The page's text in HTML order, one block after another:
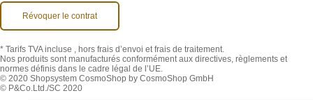
Révoquer le contrat
* Tarifs TVA incluse , hors frais d’envoi et frais de traitement.
Nos produits sont manufacturés conformément aux directives, règlements et
normes définis dans le cadre légal de l’UE.
© 2020 Shopsystem CosmoShop by CosmoShop GmbH
© P&Co.Ltd./SC 2020